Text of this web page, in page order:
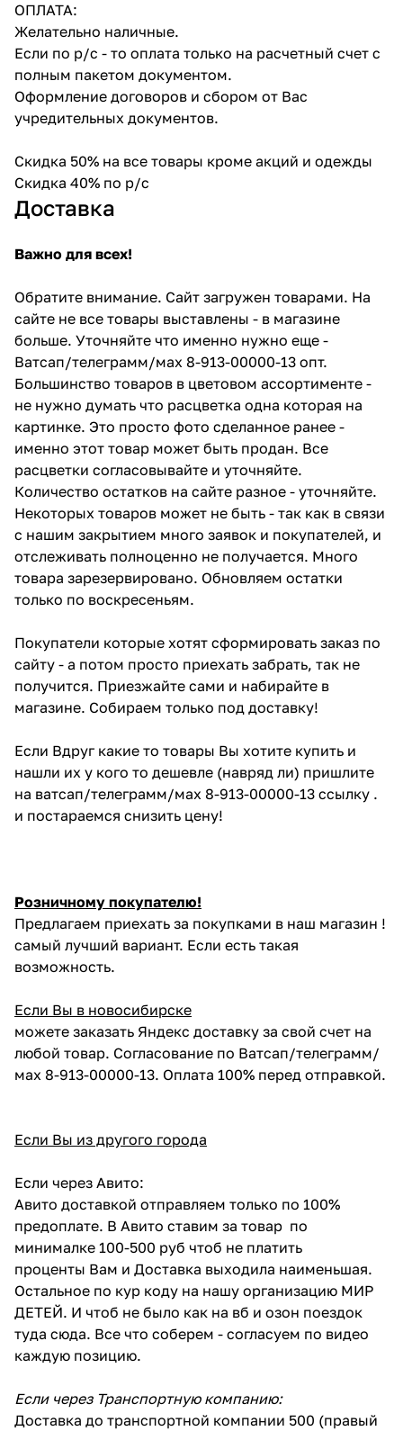
ОПЛАТА:
Желательно наличные.
Если по р/с - то оплата только на расчетный счет с
полным пакетом документом.
Оформление договоров и сбором от Вас
учредительных документов.
Скидка 50% на все товары кроме акций и одежды
Скидка 40% по р/с
Доставка
Важно для всех!
Обратите внимание. Сайт загружен товарами. На
сайте не все товары выставлены - в магазине
больше. Уточняйте что именно нужно еще -
Ватсап/телеграмм/мах 8-913-00000-13 опт.
Большинство товаров в цветовом ассортименте -
не нужно думать что расцветка одна которая на
картинке. Это просто фото сделанное ранее -
именно этот товар может быть продан. Все
расцветки согласовывайте и уточняйте.
Количество остатков на сайте разное - уточняйте.
Некоторых товаров может не быть - так как в связи
с нашим закрытием много заявок и покупателей, и
отслеживать полноценно не получается. Много
товара зарезервировано. Обновляем остатки
только по воскресеньям.
Покупатели которые хотят сформировать заказ по
сайту - а потом просто приехать забрать, так не
получится. Приезжайте сами и набирайте в
магазине. Собираем только под доставку!
Если Вдруг какие то товары Вы хотите купить и
нашли их у кого то дешевле (навряд ли) пришлите
на ватсап/телеграмм/мах 8-913-00000-13 ссылку .
и постараемся снизить цену!
Розничному покупателю!
Предлагаем приехать за покупками в наш магазин !
самый лучший вариант. Если есть такая
возможность.
Если Вы в новосибирске
можете заказать Яндекс доставку за свой счет на
любой товар. Согласование по Ватсап/телеграмм/
мах 8-913-00000-13. Оплата 100% перед отправкой.
Если Вы из другого города
Если через Авито:
Авито доставкой отправляем только по 100%
предоплате. В Авито ставим за товар по
минималке 100-500 руб чтоб не платить
проценты Вам и Доставка выходила наименьшая.
Остальное по кур коду на нашу организацию МИР
ДЕТЕЙ. И чтоб не было как на вб и озон поездок
туда сюда. Все что соберем - согласуем по видео
каждую позицию.
Если через Транспортную компанию:
Доставка до транспортной компании 500 (правый